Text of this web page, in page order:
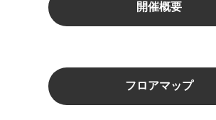
開催概要
フロアマップ